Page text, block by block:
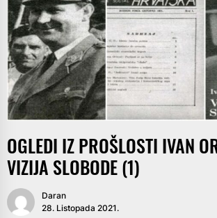
OGLEDI IZ PROŠLOSTI IVAN
VIZIJA SLOBODE (1)
Daran
28. Listopada 2021.